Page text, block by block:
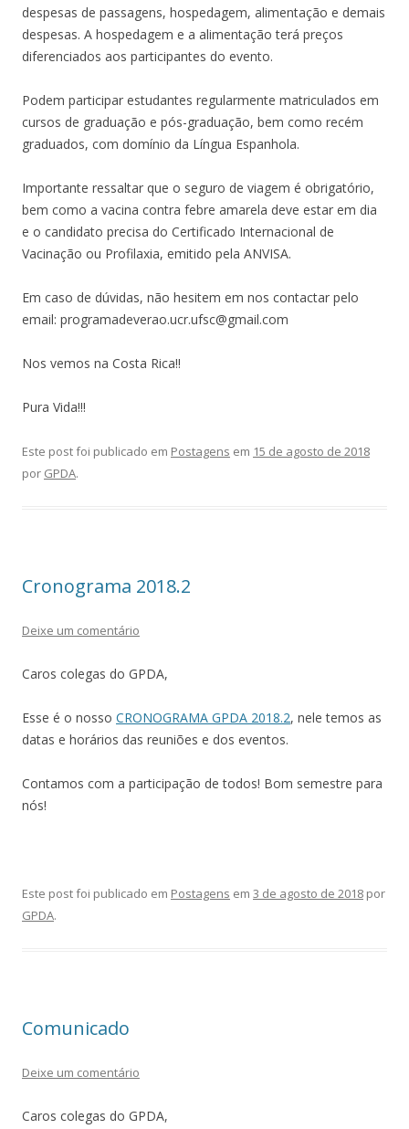
despesas de passagens, hospedagem, alimentação e demais
despesas. A hospedagem e a alimentação terá preços
diferenciados aos participantes do evento.
Podem participar estudantes regularmente matriculados em
cursos de graduação e pós-graduação, bem como recém
graduados, com domínio da Língua Espanhola.
Importante ressaltar que o seguro de viagem é obrigatório,
bem como a vacina contra febre amarela deve estar em dia
e o candidato precisa do Certificado Internacional de
Vacinação ou Profilaxia, emitido pela ANVISA.
Em caso de dúvidas, não hesitem em nos contactar pelo
email: programadeverao.ucr.ufsc@gmail.com
Nos vemos na Costa Rica!!
Pura Vida!!!
Este post foi publicado em Postagens em 15 de agosto de 2018
por GPDA.
Cronograma 2018.2
Deixe um comentário
Caros colegas do GPDA,
Esse é o nosso CRONOGRAMA GPDA 2018.2, nele temos as
datas e horários das reuniões e dos eventos.
Contamos com a participação de todos! Bom semestre para
nós!
Este post foi publicado em Postagens em 3 de agosto de 2018 por
GPDA.
Comunicado
Deixe um comentário
Caros colegas do GPDA,